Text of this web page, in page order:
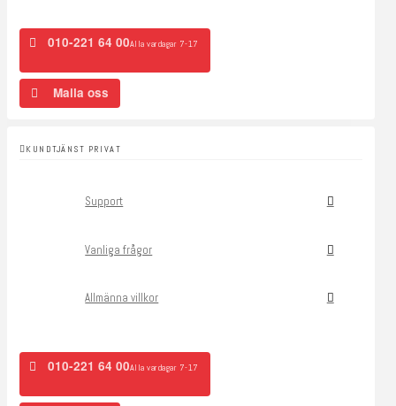
010-221 64 00Alla vardagar 7-17
Maila oss
KUNDTJÄNST PRIVAT
Support
Vanliga frågor
Allmänna villkor
010-221 64 00Alla vardagar 7-17